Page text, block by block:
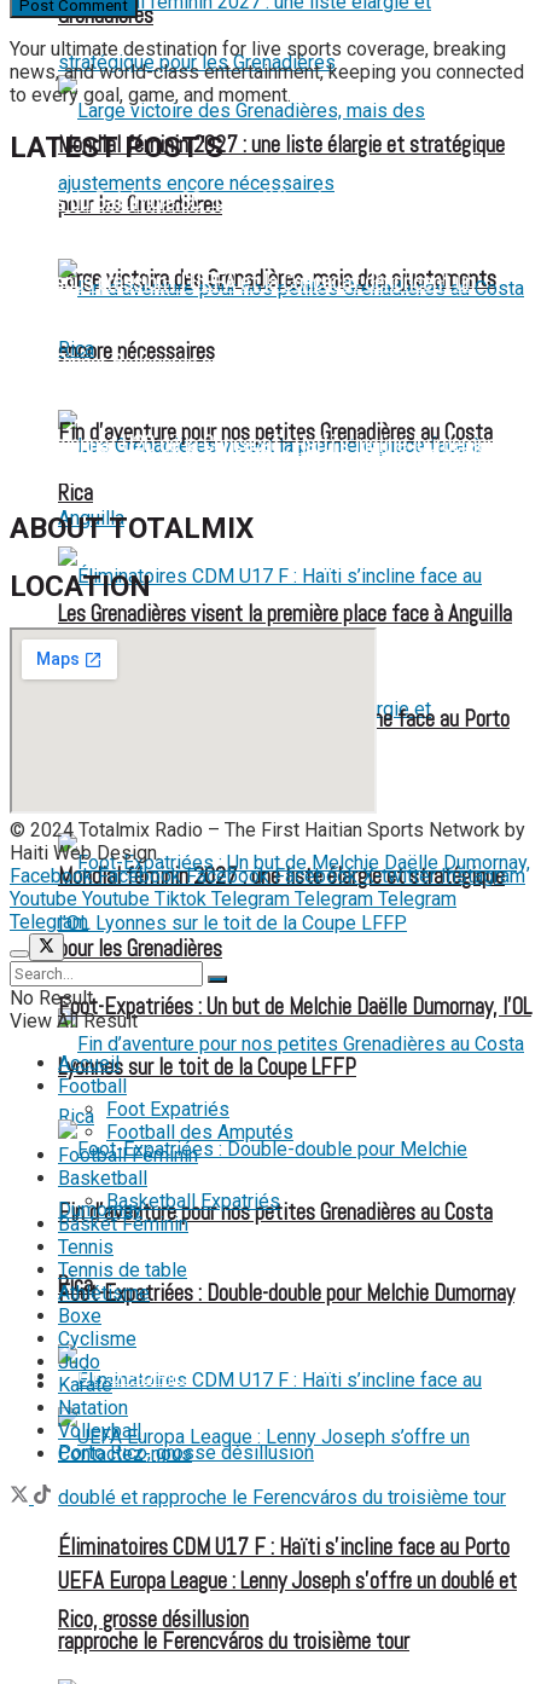
Grenadières
Large victoire des Grenadières, mais des ajustements
encore nécessaires
Les Grenadières visent la première place face à Anguilla
Mondial féminin 2027 : une liste élargie et stratégique
pour les Grenadières
Fin d’aventure pour nos petites Grenadières au Costa
Rica
Éliminatoires CDM U17 F : Haïti s’incline face au Porto
Rico, grosse désillusion
Mondial féminin 2027 : une liste élargie et stratégique
pour les Grenadières
Fin d’aventure pour nos petites Grenadières au Costa
Rica
Éliminatoires CDM U17 F : Haïti s’incline face au Porto
Foot-Expatriées : Un but de Melchie Daëlle Dumornay, l’OL
Lyonnes sur le toit de la Coupe LFFP
Foot-Expatriées : Double-double pour Melchie Dumornay
FOOT EXPATRIÉS
UEFA Europa League : Lenny Joseph s’offre un doublé et
rapproche le Ferencváros du troisième tour
Your ultimate destination for live sports coverage, breaking
news, and world-class entertainment, keeping you connected
to every goal, game, and moment.
LATEST POST'S
52 ans du Baltimore SC : une célébration marquée par
FIFA sous pression : l’UEFA et la Concacaf dénoncent un
Jean-Ricner Bellegarde contraint à l’arrêt après une blessure
Championnat U20 de la Concacaf : Haïti s’incline lourdement
ABOUT TOTALMIX
LOCATION
© 2024 Totalmix Radio – The First Haitian Sports Network by
Haiti Web Design.
Facebook Facebook Facebook Facebook X-twitter Instagram
Youtube Youtube Tiktok Telegram Telegram Telegram
Telegram
No Result
View All Result
Accueil
Football
Foot Expatriés
Football des Amputés
Football Féminin
Basketball
Basketball Expatriés
Basket Féminin
Tennis
Tennis de table
Athlétisme
Boxe
Cyclisme
Judo
Karaté
Natation
Volleyball
Contactez-nous